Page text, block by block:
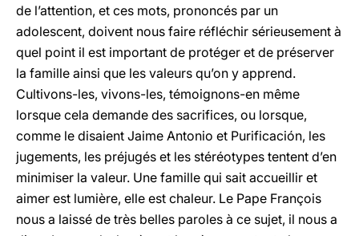
de l’attention, et ces mots, prononcés par un
adolescent, doivent nous faire réfléchir sérieusement à
quel point il est important de protéger et de préserver
la famille ainsi que les valeurs qu’on y apprend.
Cultivons-les, vivons-les, témoignons-en même
lorsque cela demande des sacrifices, ou lorsque,
comme le disaient Jaime Antonio et Purificación, les
jugements, les préjugés et les stéréotypes tentent d’en
minimiser la valeur. Une famille qui sait accueillir et
aimer est lumière, elle est chaleur. Le Pape François
nous a laissé de très belles paroles à ce sujet, il nous a